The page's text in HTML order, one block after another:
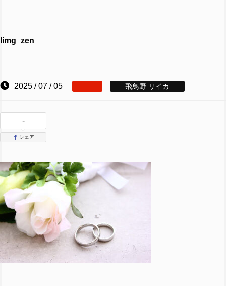
limg_zen
2025 / 07 / 05 飛鳥野 リイカ
-
シェア